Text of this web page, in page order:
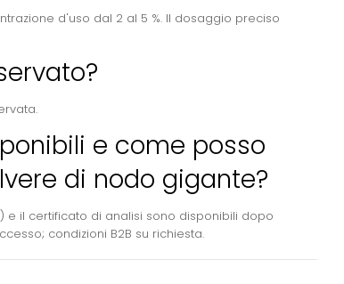
d'uso dal 2 al 5 %. Il dosaggio preciso
e come posso
di nodo gigante?
e il certificato di analisi sono disponibili dopo
condizioni B2B su richiesta.